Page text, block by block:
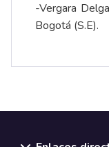
-Vergara
Bogotá (S.E).